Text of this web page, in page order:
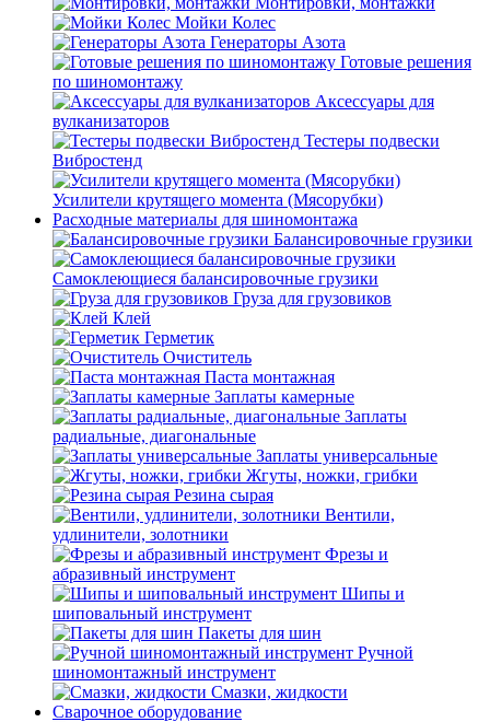
Мойки Колес
Генераторы Азота
Готовые решения
по шиномонтажу
Аксессуары для
вулканизаторов
Тестеры подвески
Вибростенд
Усилители крутящего момента (Мясорубки)
Расходные материалы для шиномонтажа
Балансировочные грузики
Самоклеющиеся балансировочные грузики
Груза для грузовиков
Клей
Герметик
Очиститель
Паста монтажная
Заплаты камерные
Заплаты
радиальные, диагональные
Заплаты универсальные
Жгуты, ножки, грибки
Резина сырая
Вентили,
удлинители, золотники
Фрезы и
абразивный инструмент
Шипы и
шиповальный инструмент
Пакеты для шин
Ручной
шиномонтажный инструмент
Смазки, жидкости
Сварочное оборудование